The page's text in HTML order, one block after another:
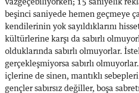
vazgeçebiliyorken; 15 saniyelik
beşinci saniyede hemen geçmeye
kendilerinin yok sayıldıklarını
kültürlerine karşı da sabırlı
olduklarında sabırlı olmuyorlar.
gerçekleşmiyorsa sabırlı
içlerine de sinen, mantıklı
gençler sabırsız değiller, boşa